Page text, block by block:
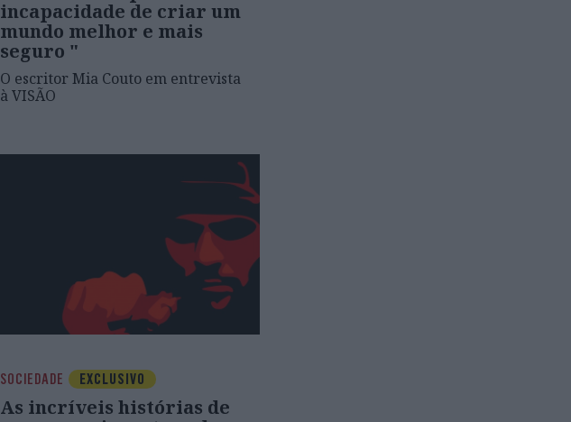
incapacidade de criar um
mundo melhor e mais
seguro "
O escritor Mia Couto em entrevista
à VISÃO
SOCIEDADE EXCLUSIVO
As incríveis histórias de